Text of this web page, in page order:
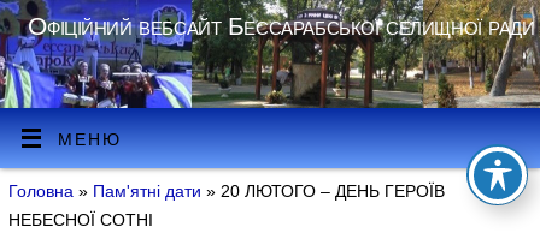
Офіційний вебсайт Бессарабської селищної ради
МЕНЮ
Головна » Пам'ятні дати » 20 ЛЮТОГО – ДЕНЬ ГЕРОЇВ
НЕБЕСНОЇ СОТНІ